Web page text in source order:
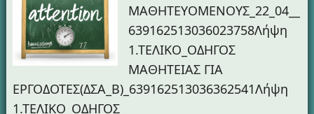
ΜΑΘΗΤΕΥΟΜΕΝΟΥΣ_22_04__
639162513036023758Λήψη
1.ΤΕΛΙΚΟ_ΟΔΗΓΟΣ
ΜΑΘΗΤΕΙΑΣ ΓΙΑ
ΕΡΓΟΔΟΤΕΣ(ΔΣΑ_Β)_639162513036362541Λήψη
1.ΤΕΛΙΚΟ_ΟΔΗΓΟΣ